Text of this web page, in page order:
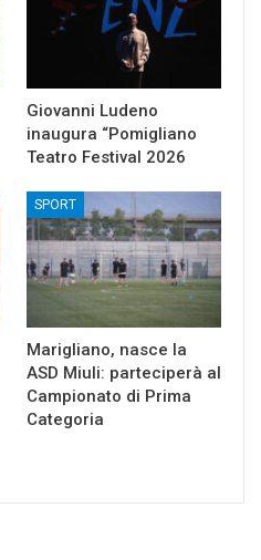
Giovanni Ludeno
inaugura “Pomigliano
Teatro Festival 2026
SPORT
Marigliano, nasce la
ASD Miuli: parteciperà al
Campionato di Prima
Categoria